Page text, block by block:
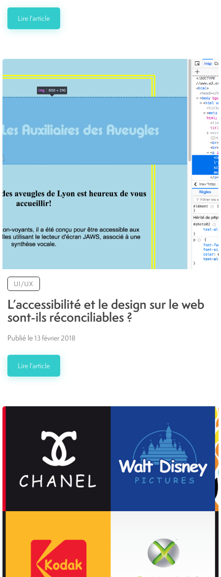
Lire l'article
UI/UX
L’accessibilité et le design sur le web
sont-ils réconciliables ?
Publié le 13 février 2018
Lire l'article